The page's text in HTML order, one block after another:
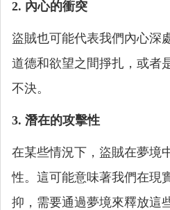
2. 內心的衝突
盜賊也可能代表我們內心深
道德和欲望之間掙扎，或者
不決。
3. 潛在的攻擊性
在某些情況下，盜賊在夢境
性。這可能意味著我們在現
抑，需要通過夢境來釋放這